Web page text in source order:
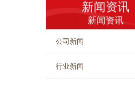
新闻资讯
新闻资讯
公司新闻
行业新闻